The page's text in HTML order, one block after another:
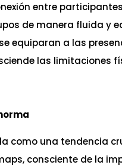
entre
de manera fluida y
equiparan a las
las limitaciones
como una tendencia
consciente de la